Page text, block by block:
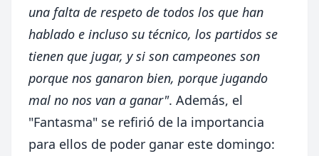
una falta de respeto de todos los que han
hablado e incluso su técnico, los partidos se
tienen que jugar, y si son campeones son
porque nos ganaron bien, porque jugando
mal no nos van a ganar". Además, el
"Fantasma" se refirió de la importancia
para ellos de poder ganar este domingo: